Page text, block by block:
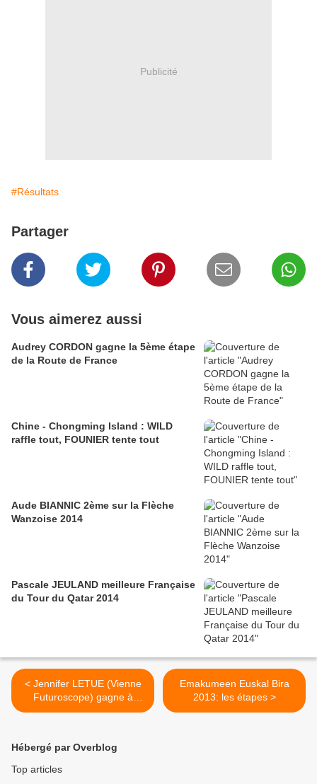
Publicité
#Résultats
Partager
Vous aimerez aussi
Audrey CORDON gagne la 5ème étape
de la Route de France
Chine - Chongming Island : WILD
raffle tout, FOUNIER tente tout
Aude BIANNIC 2ème sur la Flèche
Wanzoise 2014
Pascale JEULAND meilleure Française
du Tour du Qatar 2014
< Jennifer LETUE (Vienne
Futuroscope) gagne à
Landemont
Emakumeen Euskal Bira
2013: les étapes >
Hébergé par Overblog
Top articles